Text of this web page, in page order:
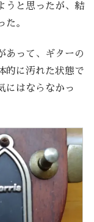
うと思ったが、結
。
あって、ギターの
的に汚れた状態で
にはならなかっ